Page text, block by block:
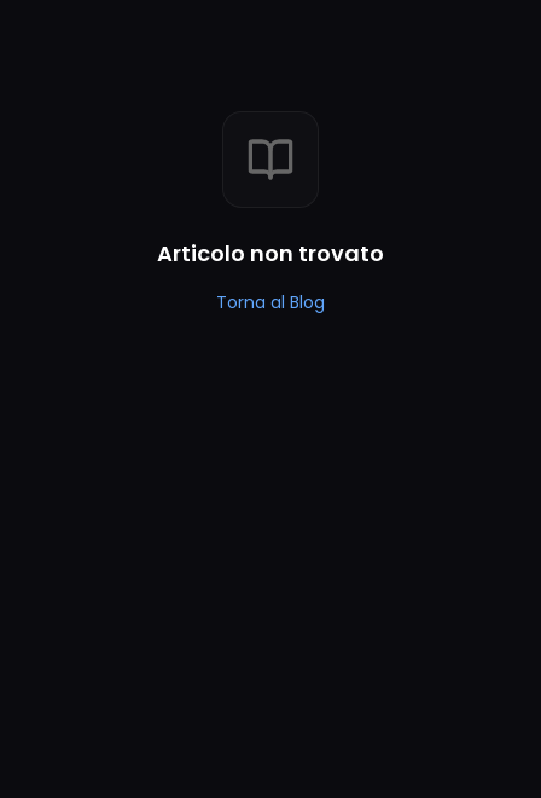
Articolo non trovato
Torna al Blog